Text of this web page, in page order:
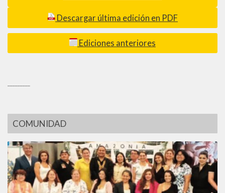
Descargar última edición en PDF
Ediciones anteriores
COMUNIDAD